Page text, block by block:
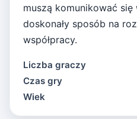
muszą komunikować się
doskonały sposób na
współpracy.
Liczba graczy
Czas gry
Wiek